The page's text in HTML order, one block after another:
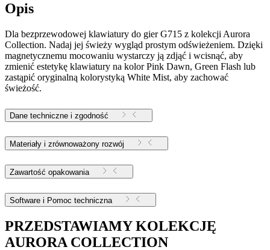
Opis
Dla bezprzewodowej klawiatury do gier G715 z kolekcji Aurora
Collection. Nadaj jej świeży wygląd prostym odświeżeniem. Dzięki
magnetycznemu mocowaniu wystarczy ją zdjąć i wcisnąć, aby
zmienić estetykę klawiatury na kolor Pink Dawn, Green Flash lub
zastąpić oryginalną kolorystyką White Mist, aby zachować
świeżość.
Dane techniczne i zgodność
Materiały i zrównoważony rozwój
Zawartość opakowania
Software i Pomoc techniczna
PRZEDSTAWIAMY KOLEKCJĘ
AURORA COLLECTION